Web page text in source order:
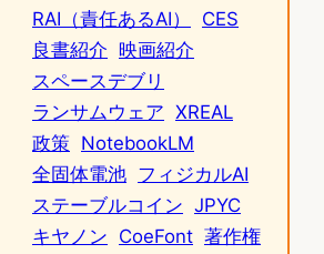
RAI（責任あるAI）
CES
良書紹介 映画紹介
スペースデブリ
ランサムウェア XREAL
政策 NotebookLM
全固体電池 フィジカルAI
ステーブルコイン JPYC
キヤノン CoeFont 著作権